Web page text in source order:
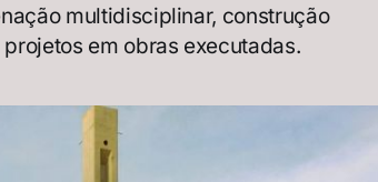
multidisciplinar, construção
em obras executadas.